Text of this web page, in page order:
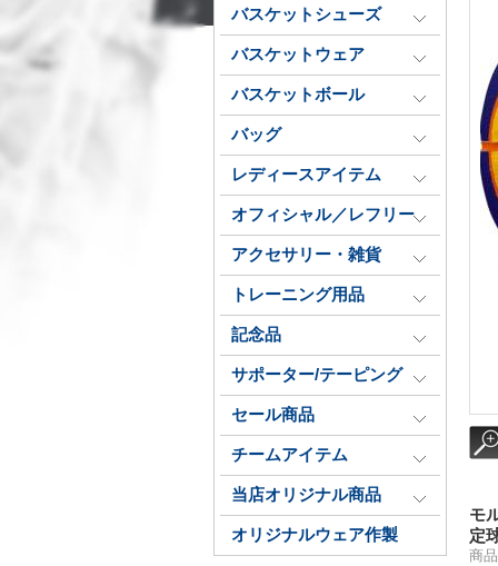
バスケットシューズ
バスケットウェア
バスケットボール
バッグ
レディースアイテム
オフィシャル／レフリー
アクセサリー・雑貨
トレーニング用品
記念品
サポーター/テーピング
セール商品
チームアイテム
当店オリジナル商品
オリジナルウェア作製
モ
定
商